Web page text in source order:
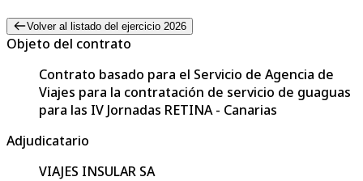
Volver al listado del ejercicio 2026
Objeto del contrato
Contrato basado para el Servicio de Agencia de
Viajes para la contratación de servicio de guaguas
para las IV Jornadas RETINA - Canarias
Adjudicatario
VIAJES INSULAR SA